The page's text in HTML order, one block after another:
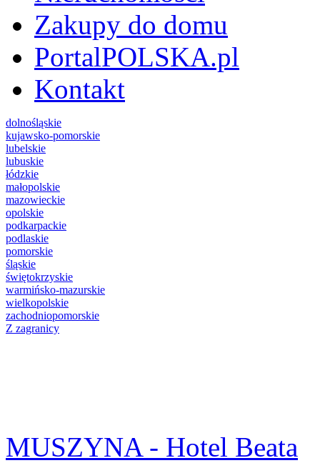
Zakupy do domu
PortalPOLSKA.pl
Kontakt
dolnośląskie
kujawsko-pomorskie
lubelskie
lubuskie
łódzkie
małopolskie
mazowieckie
opolskie
podkarpackie
podlaskie
pomorskie
śląskie
świętokrzyskie
warmińsko-mazurskie
wielkopolskie
zachodniopomorskie
Z zagranicy
MUSZYNA - Hotel Beata